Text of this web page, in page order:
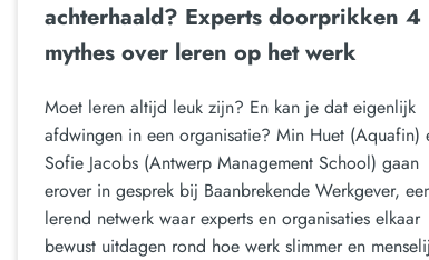
achterhaald? Experts doorprikken 4
mythes over leren op het werk
Moet leren altijd leuk zijn? En kan je dat eigenlijk
afdwingen in een organisatie? Min Huet (Aquafin)
Sofie Jacobs (Antwerp Management School) gaan
erover in gesprek bij Baanbrekende Werkgever,
lerend netwerk waar experts en organisaties elkaar
bewust uitdagen rond hoe werk slimmer en